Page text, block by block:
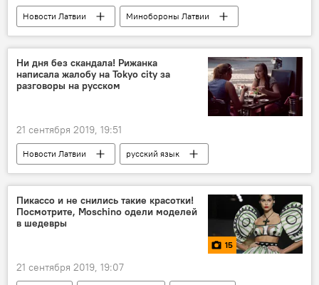
Новости Латвии
Минобороны Латвии
Артис Пабрикс
снаряд народ
Ни дня без скандала! Рижанка
написала жалобу на Tokyo city за
разговоры на русском
21 сентября 2019, 19:51
Новости Латвии
русский язык
Латвия
Рига
ресторан
Tokyo City
официанты
Пикассо и не снились такие красотки!
Посмотрите, Moschino одели моделей
в шедевры
15
21 сентября 2019, 19:07